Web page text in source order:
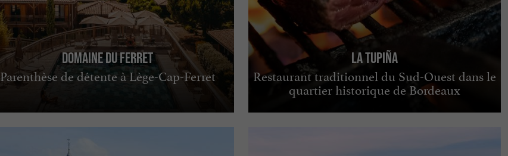
Domaine du Ferret
Parenthèse de détente à Lège-Cap-Ferret
La Tupiña
Restaurant traditionnel du Sud-Ouest dans le
quartier historique de Bordeaux